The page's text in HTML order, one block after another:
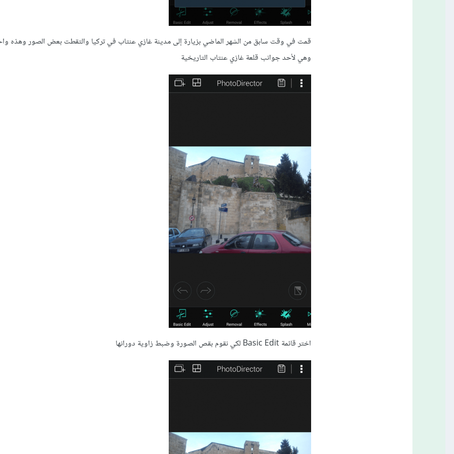
قمت في وقت سابق من الشهر الماضي بزيارة إلى مدينة غازي عنتاب في تركيا والتقطت بعض الصور وهذه
وهي لأحد جوانب قلعة غازي عنتاب التاريخية
اختر قائمة Basic Edit لكي نقوم بقص الصورة وضبط زاوية دورانها